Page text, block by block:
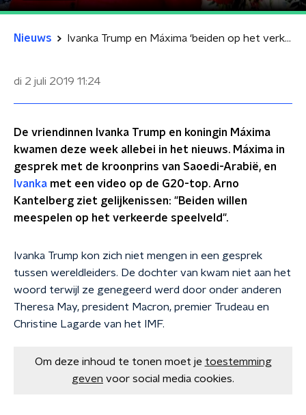
Nieuws Ivanka Trump en Máxima ‘beiden op het verkeerde speelveld’
di 2 juli 2019 11:24
De vriendinnen Ivanka Trump en koningin Máxima
kwamen deze week allebei in het nieuws. Máxima in
gesprek met de kroonprins van Saoedi-Arabië, en
Ivanka met een video op de G20-top. Arno
Kantelberg ziet gelijkenissen: "Beiden willen
meespelen op het verkeerde speelveld".
Ivanka Trump kon zich niet mengen in een gesprek
tussen wereldleiders. De dochter van kwam niet aan het
woord terwijl ze genegeerd werd door onder anderen
Theresa May, president Macron, premier Trudeau en
Christine Lagarde van het IMF.
Om deze inhoud te tonen moet je toestemming
geven voor social media cookies.